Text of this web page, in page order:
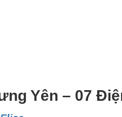
Yên – 07